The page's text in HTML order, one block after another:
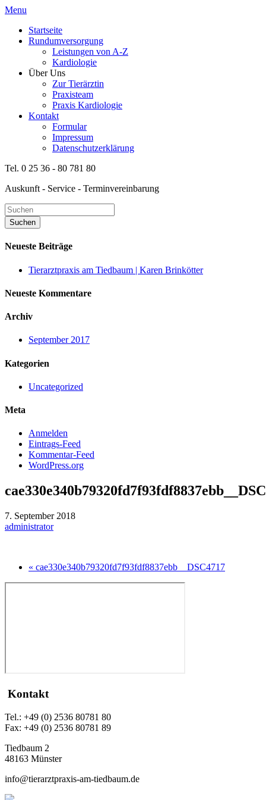
Menu
Startseite
Rundumversorgung
Leistungen von A-Z
Kardiologie
Über Uns
Zur Tierärztin
Praxisteam
Praxis Kardiologie
Kontakt
Formular
Impressum
Datenschutzerklärung
Tel. 0 25 36 - 80 781 80
Auskunft - Service - Terminvereinbarung
Neueste Beiträge
Tierarztpraxis am Tiedbaum | Karen Brinkötter
Neueste Kommentare
Archiv
September 2017
Kategorien
Uncategorized
Meta
Anmelden
Eintrags-Feed
Kommentar-Feed
WordPress.org
7. September 2018
administrator
« cae330e340b79320fd7f93fdf8837ebb__DSC4717
Kontakt
Tel.: +49 (0) 2536 80781 80
Fax: +49 (0) 2536 80781 89
Tiedbaum 2
48163 Münster
info@tierarztpraxis-am-tiedbaum.de